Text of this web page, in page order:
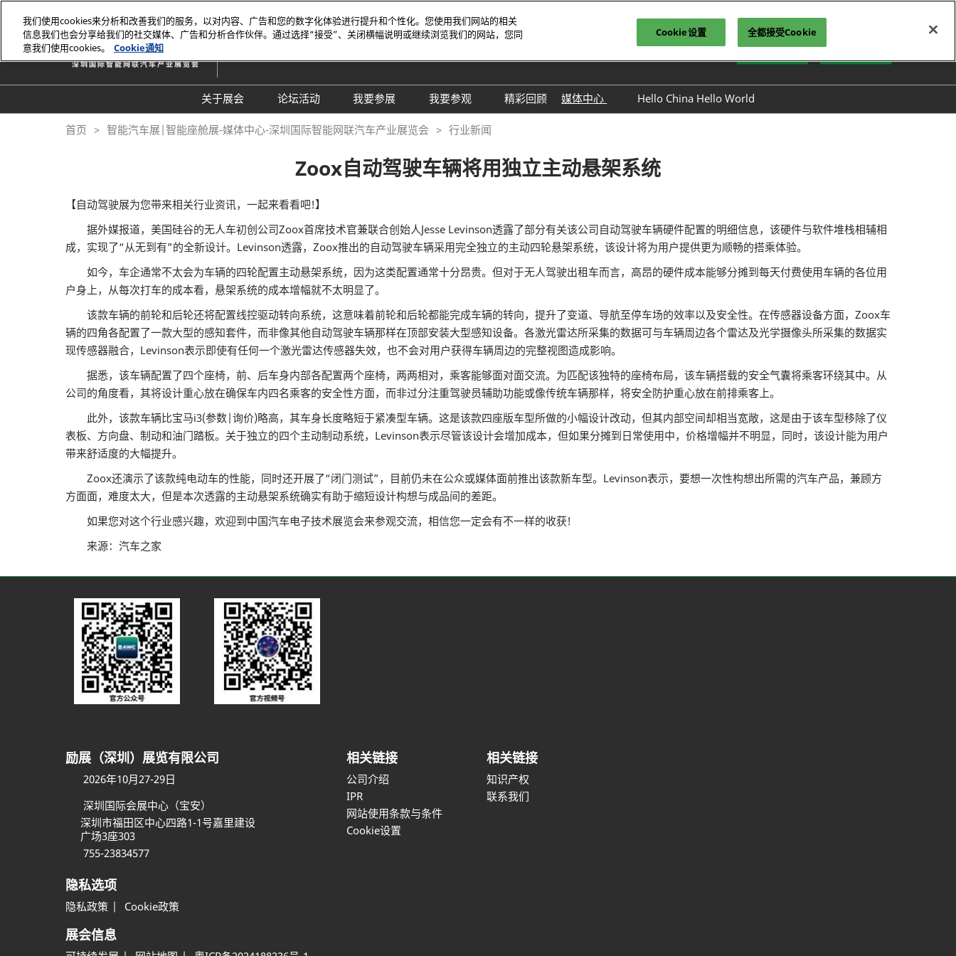
接
跳
转
容
2026年10月27-29日
深圳国际会展中心（宝安）
中文
English
Tiếng Việt
参观登记
关于展会
组织架构
展馆平面图
交通住宿
常见问题解答（Q & A）
论坛活动
2025同期会议活动
往届回顾
我要参展
AWC参展申请
2025亮点展区
观众范围
走进主机厂
展商增值服务CMO
励展通
我要参观
参观预登记
组团参观
商务配对
观众增值服务
展商名录
精彩回顾
媒体中心
行业新闻
Hello China Hello World
首页 智能汽车展|智能座舱展-媒体中心-深圳国际智能网联汽车产业展览会 行业新闻
Zoox自动驾驶车辆将用独立主动悬架系统
【自动驾驶展为您带来相关行业资讯，一起来看看吧!】
据外媒报道，美国硅谷的无人车初创公司Zoox首席技术官兼联合创始人Jesse Levinson透露了部分有关该公司自动驾驶车辆硬件配置的明细信息，该硬件与软件堆栈相辅相
成，实现了“从无到有”的全新设计。Levinson透露，Zoox推出的自动驾驶车辆采用完全独立的主动四轮悬架系统，该设计将为用户提供更为顺畅的搭乘体验。
如今，车企通常不太会为车辆的四轮配置主动悬架系统，因为这类配置通常十分昂贵。但对于无人驾驶出租车而言，高昂的硬件成本能够分摊到每天付费使用车辆的各位用
户身上，从每次打车的成本看，悬架系统的成本增幅就不太明显了。
该款车辆的前轮和后轮还将配置线控驱动转向系统，这意味着前轮和后轮都能完成车辆的转向，提升了变道、导航至停车场的效率以及安全性。在传感器设备方面，Zoox车
辆的四角各配置了一款大型的感知套件，而非像其他自动驾驶车辆那样在顶部安装大型感知设备。各激光雷达所采集的数据可与车辆周边各个雷达及光学摄像头所采集的数据实
现传感器融合，Levinson表示即使有任何一个激光雷达传感器失效，也不会对用户获得车辆周边的完整视图造成影响。
据悉，该车辆配置了四个座椅，前、后车身内部各配置两个座椅，两两相对，乘客能够面对面交流。为匹配该独特的座椅布局，该车辆搭载的安全气囊将乘客环绕其中。从
公司的角度看，其将设计重心放在确保车内四名乘客的安全性方面，而非过分注重驾驶员辅助功能或像传统车辆那样，将安全防护重心放在前排乘客上。
此外，该款车辆比宝马i3(参数|询价)略高，其车身长度略短于紧凑型车辆。这是该款四座版车型所做的小幅设计改动，但其内部空间却相当宽敞，这是由于该车型移除了仪
表板、方向盘、制动和油门踏板。关于独立的四个主动制动系统，Levinson表示尽管该设计会增加成本，但如果分摊到日常使用中，价格增幅并不明显，同时，该设计能为用户
带来舒适度的大幅提升。
Zoox还演示了该款纯电动车的性能，同时还开展了“闭门测试”，目前仍未在公众或媒体面前推出该款新车型。Levinson表示，要想一次性构想出所需的汽车产品，兼顾方
方面面，难度太大，但是本次透露的主动悬架系统确实有助于缩短设计构想与成品间的差距。
如果您对这个行业感兴趣，欢迎到中国汽车电子技术展览会来参观交流，相信您一定会有不一样的收获!
来源：汽车之家
励展（深圳）展览有限公司
2026年10月27-29日
深圳国际会展中心（宝安）
深圳市福田区中心四路1-1号嘉里建设
广场3座303
755-23834577
相关链接
公司介绍
IPR
网站使用条款与条件
Cookie设置
相关链接
知识产权
联系我们
隐私选项
隐私政策 Cookie政策
展会信息
我们使用cookies来分析和改善我们的服务，以对内容、广告和您的数字化体验进行提升和个性化。您使用我们网站的相关
信息我们也会分享给我们的社交媒体、广告和分析合作伙伴。通过选择“接受”、关闭横幅说明或继续浏览我们的网站，您同
意我们使用cookies。
Cookie通知
Cookie设置 全都接受Cookie